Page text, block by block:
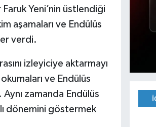
Yeni’nin üstlendiği
aşamaları ve Endülüs
verdi.
izleyiciye aktarmayı
ve Endülüs
zamanda Endülüs
dönemini göstermek